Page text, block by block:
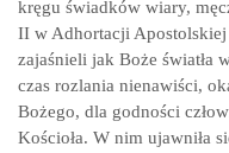
kręgu świadków wiary,
II w Adhortacji
zajaśnieli jak Boże światła
czas rozlania nienawiści,
Bożego, dla godności
Kościoła. W nim ujawniła